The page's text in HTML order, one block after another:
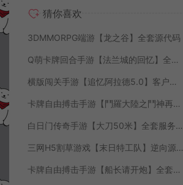
猜你喜欢
3DMMORPG端游【龙之谷】全套源代码
Q萌卡牌回合手游【法兰城的回忆】全套服务端源码+客户端源码+策划文档
横版闯关手游【追忆阿拉德5.0】客户端源码
卡牌自由搏击手游【鬥羅大陸之鬥神再臨】全套客户端源码+服务端源码+管理后台+导表工具+部署文档
白日门传奇手游【大刀50米】全套服务端源码+客户端源码
三网H5割草游戏【末日特工队】逆向源码+Cocos本地离线即玩
卡牌自由搏击手游【船长请开炮】全套服务端源码+客户端源码+GMVue3+策划表+美术包+前后端部署流程文档